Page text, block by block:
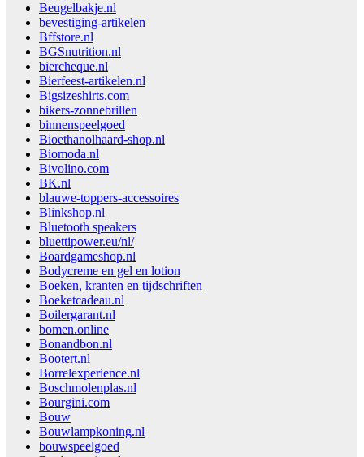
Beugelbakje.nl
bevestiging-artikelen
Bffstore.nl
BGSnutrition.nl
biercheque.nl
Bierfeest-artikelen.nl
Bigsizeshirts.com
bikers-zonnebrillen
binnenspeelgoed
Bioethanolhaard-shop.nl
Biomoda.nl
Bivolino.com
BK.nl
blauwe-toppers-accessoires
Blinkshop.nl
Bluetooth speakers
bluettipower.eu/nl/
Boardgameshop.nl
Bodycreme en gel en lotion
Boeken, kranten en tijdschriften
Boeketcadeau.nl
Boilergarant.nl
bomen.online
Bonandbon.nl
Bootert.nl
Borrelexperience.nl
Boschmolenplas.nl
Bourgini.com
Bouw
Bouwlampkoning.nl
bouwspeelgoed